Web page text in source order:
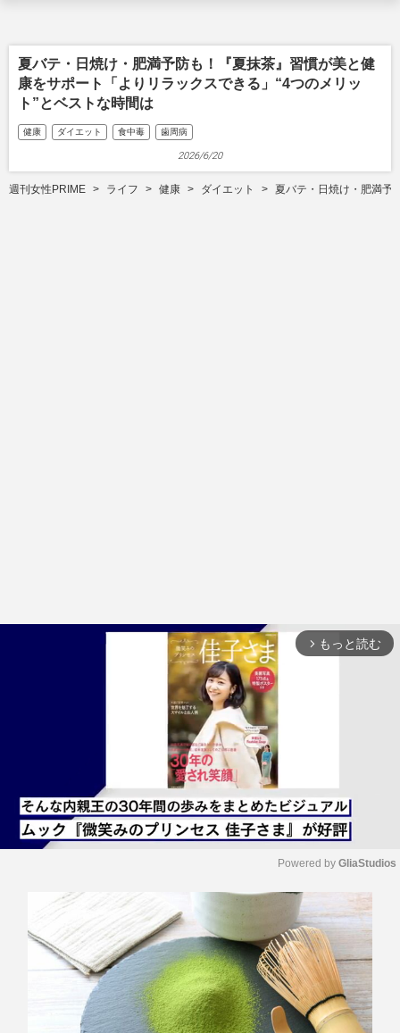
夏バテ・日焼け・肥満予防も！『夏抹茶』習慣が美と健
康をサポート「よりリラックスできる」“4つのメリッ
ト”とベストな時間は
健康 ダイエット 食中毒 歯周病
2026/6/20
週刊女性PRIME ライフ 健康 ダイエット 夏バテ・日焼け・肥満予
arrow_forward_ios もっと読む
u
e
Powered by GliaStudios